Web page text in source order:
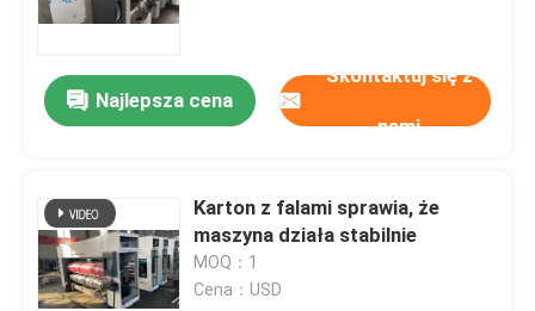
Najlepsza cena
Skontaktuj się z
nami
Karton z falami sprawia, że
maszyna działa stabilnie
MOQ：1
Cena：USD